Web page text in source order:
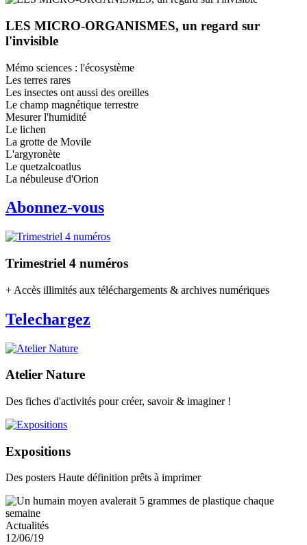
LES MICRO-ORGANISMES, un regard sur
l'invisible
Mémo sciences : l'écosystème
Les terres rares
Les insectes ont aussi des oreilles
Le champ magnétique terrestre
Mesurer l'humidité
Le lichen
La grotte de Movile
L'argyronète
Le quetzalcoatlus
La nébuleuse d'Orion
Abonnez-vous
Trimestriel 4 numéros
+ Accès illimités aux téléchargements & archives numériques
Telechargez
Atelier Nature
Des fiches d'activités pour créer, savoir & imaginer !
Expositions
Des posters Haute définition prêts à imprimer
Actualités
12/06/19